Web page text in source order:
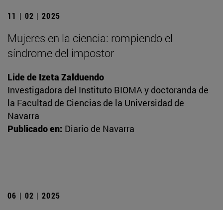
11 | 02 | 2025
Mujeres en la ciencia: rompiendo el
síndrome del impostor
Lide de Izeta Zalduendo
Investigadora del Instituto BIOMA y doctoranda de
la Facultad de Ciencias de la Universidad de
Navarra
Publicado en: Diario de Navarra
06 | 02 | 2025